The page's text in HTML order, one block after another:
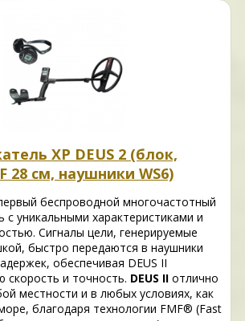
XP DEUS 2 (блок,
28 см, наушники WS6)
беспроводной многочастотный
с уникальными характеристиками и
Сигналы цели, генерируемые
быстро передаются в наушники
обеспечивая DEUS II
скорость и точность. DEUS II отлично
местности и в любых условиях, как
благодаря технологии FMF® (Fast